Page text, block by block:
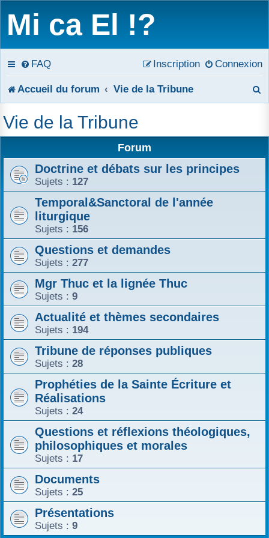
Mi ca El !?
FAQ Connexion
Inscription
Accueil du forum Vie de la Tribune
h
Vie de la Tribune
Forum
Doctrine et débats sur les principes
Sujets : 127
Temporal&Sanctoral de l'année
liturgique
Sujets : 156
Questions et demandes
Sujets : 277
Mgr Thuc et la lignée Thuc
Sujets : 9
Actualité et thèmes secondaires
Sujets : 194
Tribune de réponses publiques
Sujets : 28
Prophéties de la Sainte Écriture et
Réalisations
Sujets : 24
Questions et réflexions théologiques,
philosophiques et morales
Sujets : 17
Documents
Sujets : 25
Présentations
Sujets : 9